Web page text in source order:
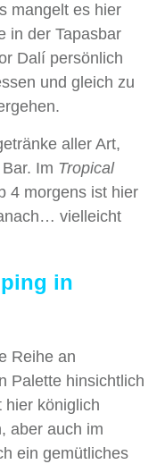
mangelt es hier
in der Tapasbar
Dalí persönlich
und gleich zu
aller Art,
Bar. Im Tropical
4 morgens ist hier
vielleicht
in
Reihe an
Palette hinsichtlich
hier königlich
aber auch im
ein gemütliches